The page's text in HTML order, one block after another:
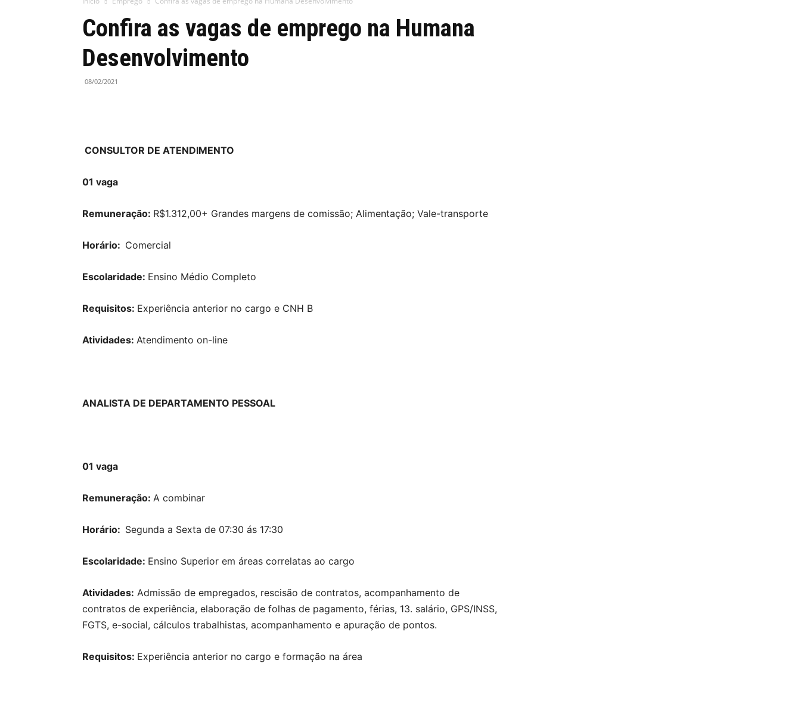
Confira as vagas de emprego na Humana
Desenvolvimento
08/02/2021
CONSULTOR DE ATENDIMENTO
01 vaga
Remuneração: R$1.312,00+ Grandes margens de comissão; Alimentação; Vale-transporte
Horário: Comercial
Escolaridade: Ensino Médio Completo
Requisitos: Experiência anterior no cargo e CNH B
Atividades: Atendimento on-line
ANALISTA DE DEPARTAMENTO PESSOAL
01 vaga
Remuneração: A combinar
Horário: Segunda a Sexta de 07:30 ás 17:30
Escolaridade: Ensino Superior em áreas correlatas ao cargo
Atividades: Admissão de empregados, rescisão de contratos, acompanhamento de
contratos de experiência, elaboração de folhas de pagamento, férias, 13. salário, GPS/INSS,
FGTS, e-social, cálculos trabalhistas, acompanhamento e apuração de pontos.
Requisitos: Experiência anterior no cargo e formação na área